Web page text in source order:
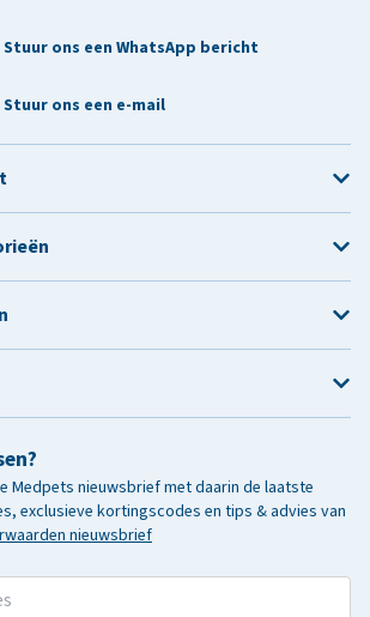
Stuur ons een WhatsApp bericht
Stuur ons een e-mail
Medpets nieuwsbrief met daarin de laatste
exclusieve kortingscodes en tips & advies van
nieuwsbrief